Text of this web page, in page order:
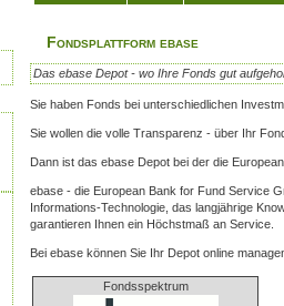
Fondsplattform ebase
Das ebase Depot - wo Ihre Fonds gut
Sie haben Fonds bei unterschiedlichen
Sie wollen die volle Transparenz - über Ihr
Dann ist das ebase Depot bei der die
ebase - die European Bank for Fund Service
Informations-Technologie, das langjährige
garantieren Ihnen ein Höchstmaß an Service.
Bei ebase können Sie Ihr Depot online
Fondsspektrum